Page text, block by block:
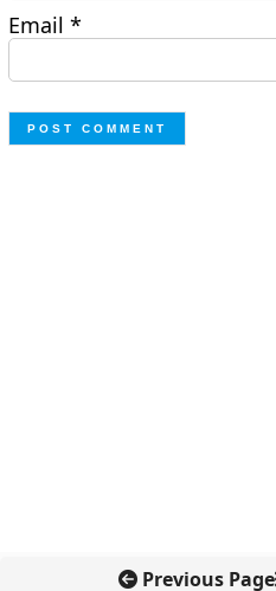
Email*
Previous Page